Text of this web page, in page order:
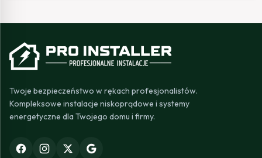
Twoje bezpieczeństwo w rękach profesjonalistów.
Kompleksowe instalacje niskoprądowe i systemy
energetyczne dla Twojego domu i firmy.